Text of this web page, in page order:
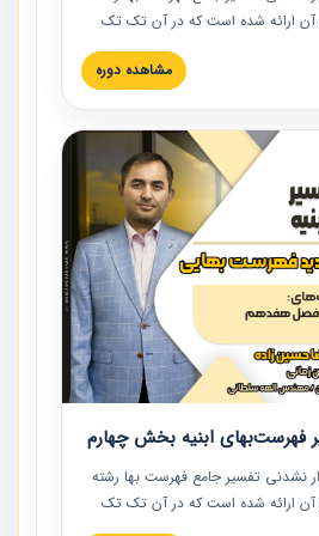
آن ارائه شده است که در آن تک تک
بها تفسیر و ارائه شده است. این
بوده و به همراه تصاویر عملیات
مدیر پروژه مهندسی
بها رشته ابنیه ارائه شده و به تمام
ساخت در حال فعالیت هستند حتما
دوره استفاده نمایند.
مشاهده دوره
فهرست‌بهای ابنیه بخش چهارم
نشدنی تفسیر جامع فهرست بها رشته
آن ارائه شده است که در آن تک تک
بها تفسیر و ارائه شده است. این